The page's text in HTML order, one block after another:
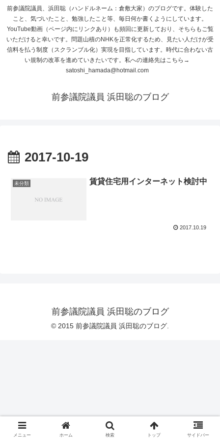
前参議院議員、浜田聡（ハンドルネーム：倉敷大家）のブログです。体験した
こと、気づいたこと、勉強したこと等、毎日何か書くようにしています。
YouTube動画（ページ内にリンクあり）も頻回に更新しており、そちらもご覧
いただけると幸いです。問題山積のNHKを正常化するため、見たい人だけが受
信料を払う制度（スクランブル化）実現を目指しています。時代に合わない古
い規制の改革を進めていきたいです。私への連絡先はこちら→
satoshi_hamada@hotmail.com
前参議院議員 浜田聡のブログ
2017-10-19
未分類 賃貸住宅用インターネット検討中
2017.10.19
前参議院議員 浜田聡のブログ
© 2015 前参議院議員 浜田聡のブログ.
メニュー ホーム 検索 トップ サイドバー